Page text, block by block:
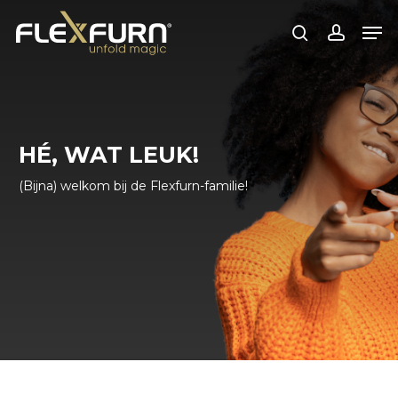
naar
zoekopdracht
HÉ, WAT LEUK!
(Bijna) welkom bij de Flexfurn-familie!